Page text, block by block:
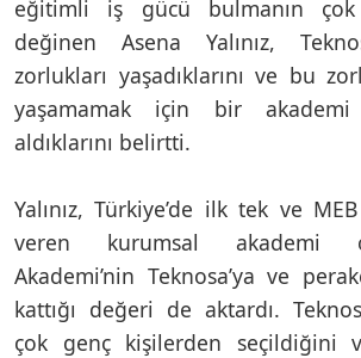
eğitimli iş gücü bulmanın
değinen Asena Yalınız,
zorlukları yaşadıklarını ve bu
yaşamamak için bir akademi
aldıklarını belirtti.
Yalınız, Türkiye’de ilk tek ve
veren kurumsal akademi
Akademi’nin Teknosa’ya ve
kattığı değeri de aktardı.
çok genç kişilerden seçildiğini